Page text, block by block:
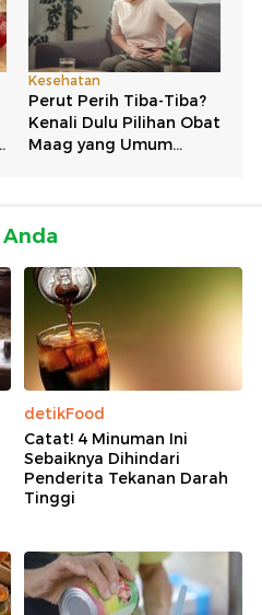
detikFood
Catat! 4 Minuman Ini
Sebaiknya Dihindari
Penderita Tekanan Darah
Tinggi